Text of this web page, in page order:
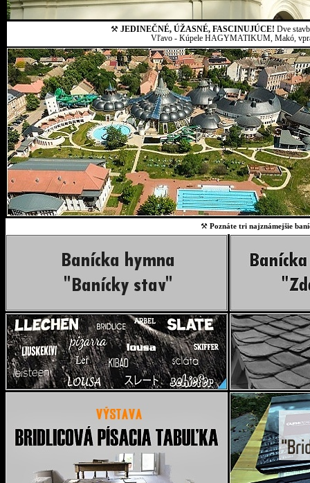
⚒ JEDINEČNÉ, ÚŽASNÉ, FASCINUJÚCE! Dve
Vľavo - Kúpele HAGYMATIKUM, Makó,
⚒ Poznáte tri najznámejšie